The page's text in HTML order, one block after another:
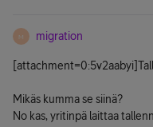
M migration
[attachment=0:5v2aabyi]
Mikäs kumma se siinä?
No kas, yritinpä laittaa